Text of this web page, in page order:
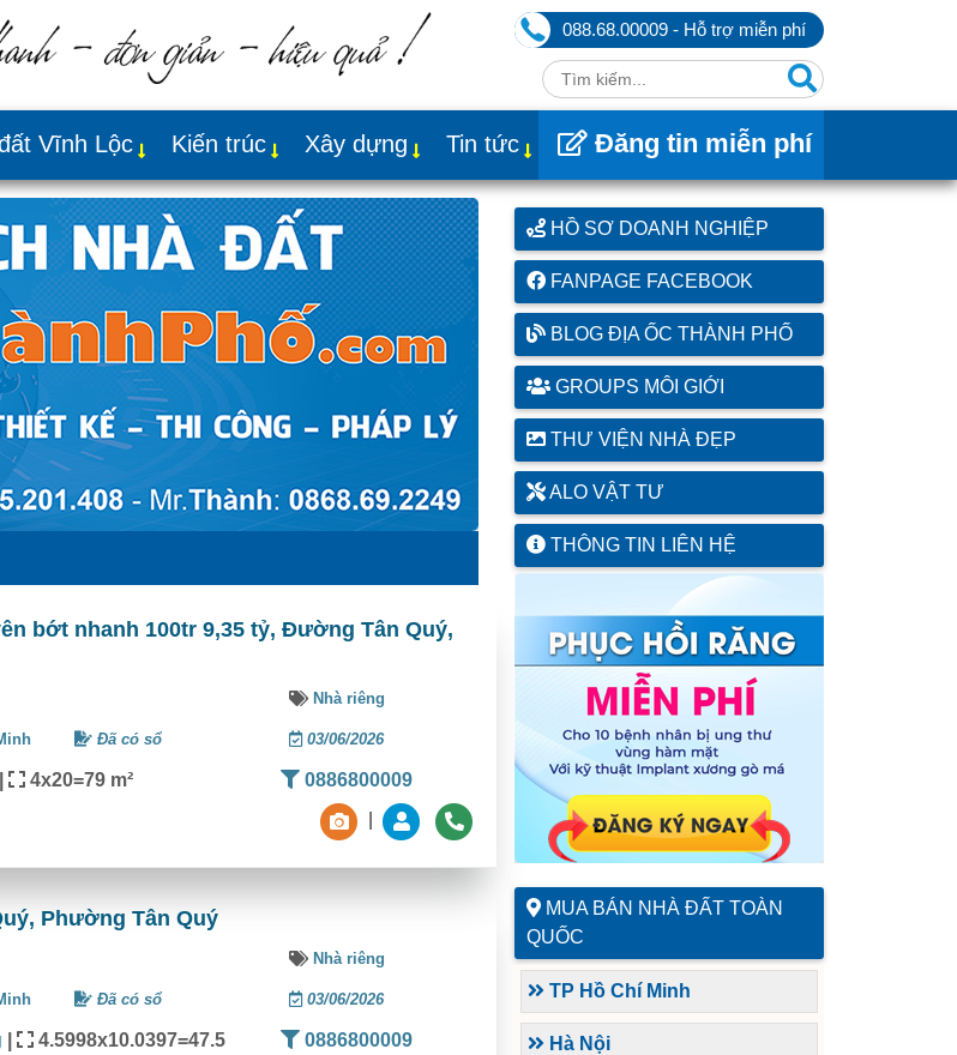
088.68.00009 - Hỗ trợ miễn phí
Vĩnh Lộc Kiến trúc Xây dựng Tin tức Đăng tin miễn phí
bớt nhanh 100tr 9,35 tỷ, Đường Tân Quý,
Nhà riêng
Đã có sổ 03/06/2026
4x20=79 m² 0886800009
Phường Tân Quý
Nhà riêng
Đã có sổ 03/06/2026
4.5998x10.0397=47.5
0886800009
HỒ SƠ DOANH NGHIỆP
FANPAGE FACEBOOK
BLOG ĐỊA ỐC THÀNH PHỐ
GROUPS MÔI GIỚI
THƯ VIỆN NHÀ ĐẸP
ALO VẬT TƯ
THÔNG TIN LIÊN HỆ
MUA BÁN NHÀ ĐẤT TOÀN
QUỐC
TP Hồ Chí Minh
Hà Nội